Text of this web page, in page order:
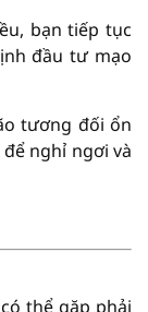
bạn tiếp tục
đầu tư mạo
tương đối ổn
nghỉ ngơi và
thể gặp phải